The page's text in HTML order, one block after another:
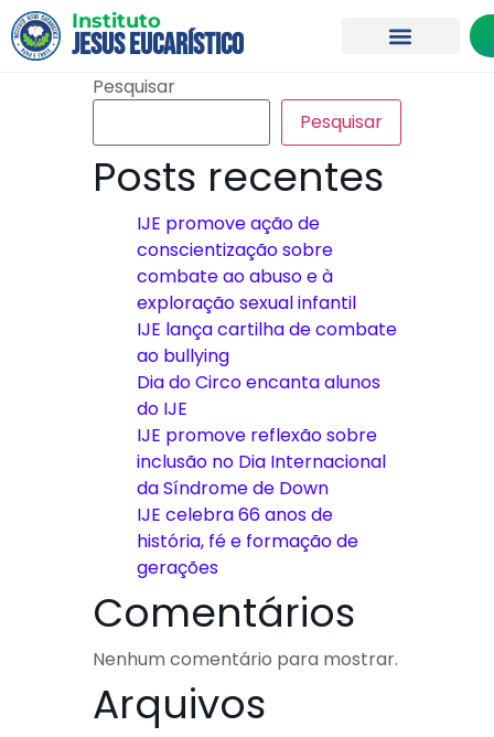
Instituto
Jesus Eucarístico
Pesquisar
Pesquisar
Posts recentes
IJE promove ação de
conscientização sobre
combate ao abuso e à
exploração sexual infantil
IJE lança cartilha de combate
ao bullying
Dia do Circo encanta alunos
do IJE
IJE promove reflexão sobre
inclusão no Dia Internacional
da Síndrome de Down
IJE celebra 66 anos de
história, fé e formação de
gerações
Comentários
Nenhum comentário para mostrar.
Arquivos